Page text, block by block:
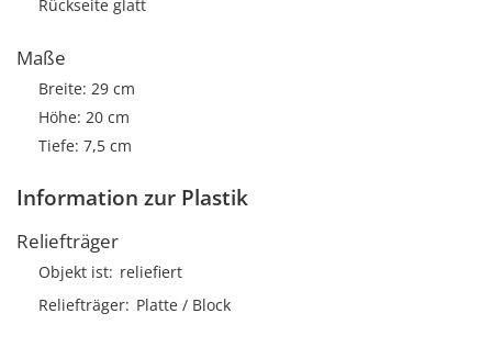
Rückseite glatt
Maße
Breite: 29 cm
Höhe: 20 cm
Tiefe: 7,5 cm
Information zur Plastik
Reliefträger
Objekt ist reliefiert
Reliefträger Platte / Block